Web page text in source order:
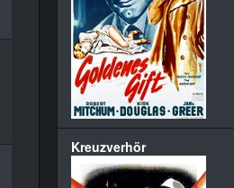
Kreuzverhör